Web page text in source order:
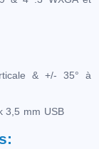
& +/- 35° à
3,5 mm USB